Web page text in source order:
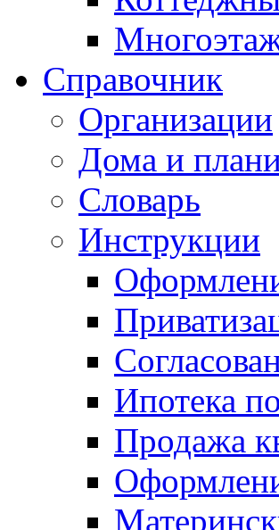
Справочник
Организации
Дома и
Словарь
Инструкции
Ипотека
Продажа